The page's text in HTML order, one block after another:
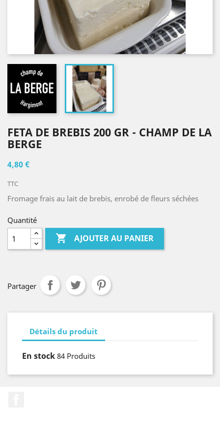
FETA DE BREBIS 200 GR - CHAMP DE LA
BERGE
4,80 €
TTC
Fromage frais au lait de brebis, enrobé de fleurs séchées
Quantité
 AJOUTER AU PANIER
Partager
Détails du produit
En stock 84 Produits